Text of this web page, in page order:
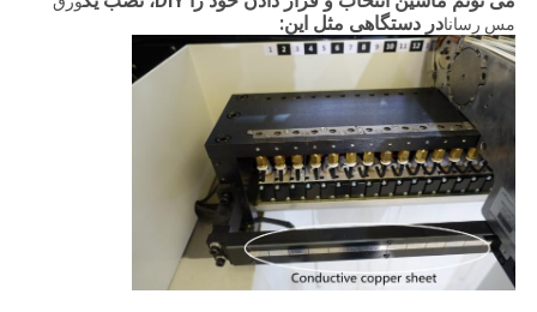
مس رسانادر دستگاهی مثل این: